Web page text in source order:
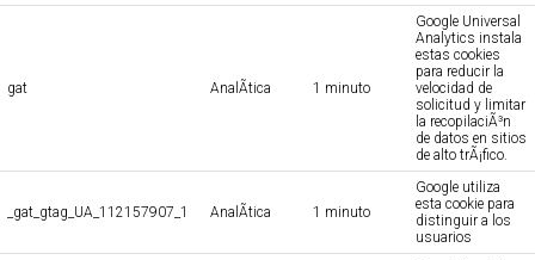
gat AnalÃ­tica 1 minuto
Google Universal
Analytics instala
estas cookies
para reducir la
velocidad de
solicitud y limitar
la recopilaciÃ³n
de datos en sitios
de alto trÃ¡fico.
_gat_gtag_UA_112157907_1 AnalÃ­tica 1 minuto
Google utiliza
esta cookie para
distinguir a los
usuarios